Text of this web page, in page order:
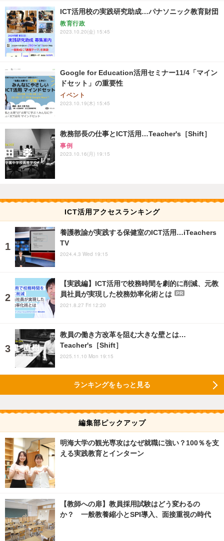
ICT活用校の実践研究助成…パナソニック教育財団
教育行政
2023.10.20(金) 15:45
Google for Education活用セミナー11/4「マイン
ドセット」の重要性
イベント
2023.10.19(木) 15:45
教務部長の仕事とICT活用…Teacher's［Shift］
事例
2023.10.16(月) 19:15
ICT活用アクセスランキング
養護教諭が実践する保健室のICT活用…iTeachers
TV
2024.4.3 Wed 19:15
【実践編】ICT活用で校務時間を劇的に削減、元教
員社員が実現した校務効率化術とは
PR
2021.8.27 Fri 12:20
教員の働き方改革を阻む大きな壁とは…
Teacher's［Shift］
2025.11.10 Mon 19:15
ランキングをもっと見る
編集部ピックアップ
明海大学の観光専攻はなぜ就職に強い？100％を支
える実践教育とインターン
【教師への扉】教員採用試験はどう変わるの
か？ 一般教養縮小とSPI導入、面接重視の時代